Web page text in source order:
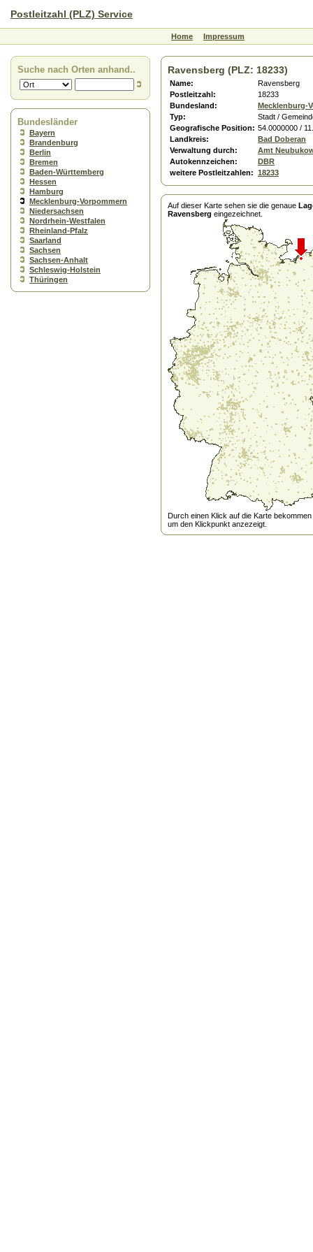
Postleitzahl (PLZ) Service
Home Impressum
Suche nach Orten anhand..
Bundesländer
Bayern
Brandenburg
Berlin
Bremen
Baden-Württemberg
Hessen
Hamburg
Mecklenburg-Vorpommern
Niedersachsen
Nordrhein-Westfalen
Rheinland-Pfalz
Saarland
Sachsen
Sachsen-Anhalt
Schleswig-Holstein
Thüringen
Ravensberg (PLZ: 18233)
Name:
Ravensberg
Postleitzahl:
18233
Bundesland:
Mecklenburg-
Typ:
Stadt /
Geografische Position: 54.0000000 /
Landkreis:
Bad Doberan
Verwaltung durch:
Amt
Autokennzeichen:
DBR
weitere Postleitzahlen: 18233
Auf dieser Karte sehen sie die genaue
Ravensberg eingezeichnet.
Durch einen Klick auf die Karte
um den Klickpunkt anzezeigt.